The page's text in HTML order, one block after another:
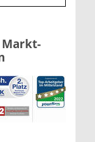
Markt-